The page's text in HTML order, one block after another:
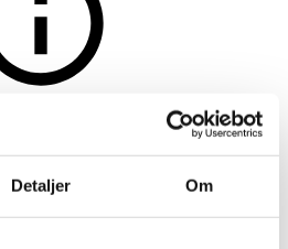
Detaljer Om
for
'The